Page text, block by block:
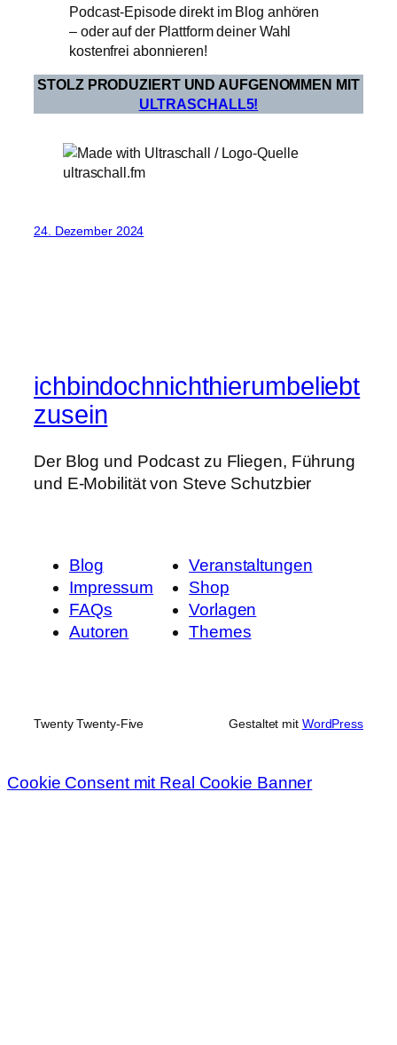
Podcast-Episode direkt im Blog anhören
– oder auf der Plattform deiner Wahl
kostenfrei abonnieren!
STOLZ PRODUZIERT UND AUFGENOMMEN MIT
ULTRASCHALL5!
24. Dezember 2024
ichbindochnichthierumbeliebt
zusein
Der Blog und Podcast zu Fliegen, Führung
und E-Mobilität von Steve Schutzbier
Blog
Impressum
FAQs
Autoren
Veranstaltungen
Shop
Vorlagen
Themes
Twenty Twenty-Five Gestaltet mit WordPress
Cookie Consent mit Real Cookie Banner